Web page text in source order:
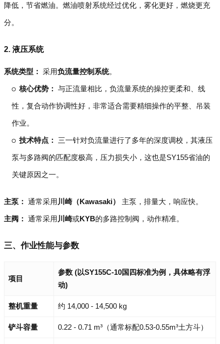
降低，节省燃油。燃油喷射系统经过优化，雾化更好，燃烧更充
分。
2. 液压系统
系统类型： 采用负流量控制系统。
核心优势： 与正流量相比，负流量系统的操控更柔和、线
性，复合动作协调性好，非常适合需要精细操作的平整、吊装
作业。
技术特点： 三一针对负流量进行了多年的深度调校，其液压
泵与多路阀的匹配度极高，压力损失小，这也是SY155省油的
关键原因之一。
主泵： 通常采用 川崎（Kawasaki） 主泵，排量大，响应快。
主阀： 通常采用 川崎或KYB的多路控制阀，动作精准。
三、作业性能与参数
项目
参数 (以SY155C-10国四标准为例，具体略有浮
动)
整机重量 约 14,000 - 14,500 kg
铲斗容量 0.22 - 0.71 m³（通常标配0.53-0.55m³土方斗）